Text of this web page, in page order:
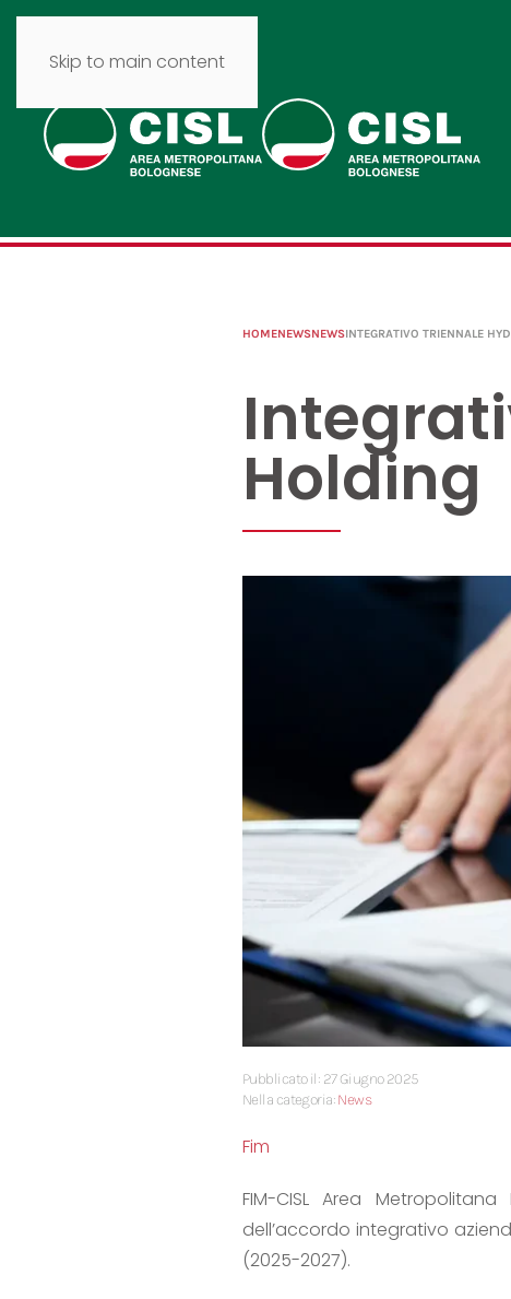
Skip to main content
HOMENEWSNEWSINTEGRATIVO TRIENNALE
Holding
Pubblicato il: 27 Giugno 2025
Nella categoria:News
Fim
FIM-CISL Area
dell’accordo integrativo
(2025-2027).